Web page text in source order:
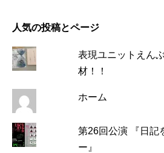
人気の投稿とページ
表現ユニットえん
材！！
ホーム
第26回公演 『日記
ー』